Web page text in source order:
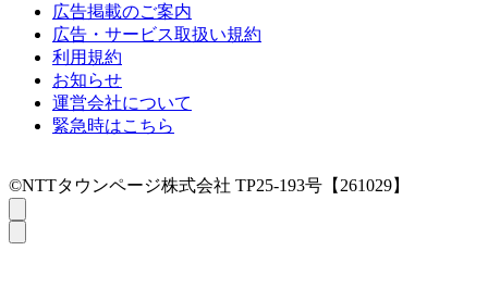
広告掲載のご案内
広告・サービス取扱い規約
利用規約
お知らせ
運営会社について
緊急時はこちら
©NTTタウンページ株式会社 TP25-193号【261029】